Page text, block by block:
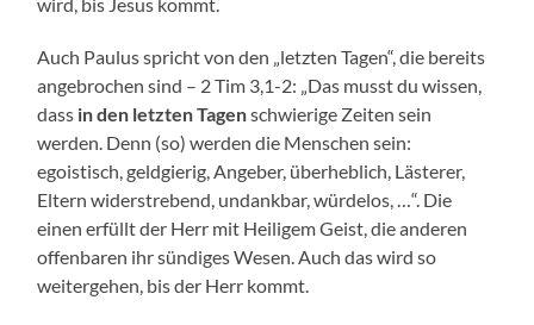
wird, bis Jesus kommt.
Auch Paulus spricht von den „letzten Tagen“, die bereits
angebrochen sind – 2 Tim 3,1-2: „Das musst du wissen,
dass in den letzten Tagenschwierige Zeiten sein
werden. Denn (so) werden die Menschen sein:
egoistisch, geldgierig, Angeber, überheblich, Lästerer,
Eltern widerstrebend, undankbar, würdelos, …“. Die
einen erfüllt der Herr mit Heiligem Geist, die anderen
offenbaren ihr sündiges Wesen. Auch das wird so
weitergehen, bis der Herr kommt.